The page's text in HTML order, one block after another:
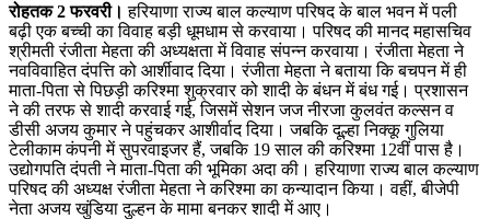
रोहतक 2 फरवरी। हरियाणा राज्य बाल कल्याण परिषद के बाल भवन में पली
बढ़ी एक बच्ची का विवाह बड़ी धूमधाम से करवाया। परिषद की मानद महासचिव
श्रीमती रंजीता मेहता की अध्यक्षता में विवाह संपन्न करवाया। रंजीता मेहता ने
नवविवाहित दंपत्ति को आर्शीवाद दिया। रंजीता मेहता ने बताया कि बचपन में ही
माता-पिता से पिछड़ी करिश्मा शुक्रवार को शादी के बंधन में बंध गई। प्रशासन
ने की तरफ से शादी करवाई गई, जिसमें सेशन जज नीरजा कुलवंत कल्सन व
डीसी अजय कुमार ने पहुंचकर आशीर्वाद दिया। जबकि दूल्हा निक्कू गुलिया
टेलीकाम कंपनी में सुपरवाइजर हैं, जबकि 19 साल की करिश्मा 12वीं पास है।
उद्योगपति दंपती ने माता-पिता की भूमिका अदा की। हरियाणा राज्य बाल कल्याण
परिषद की अध्यक्ष रंजीता मेहता ने करिश्मा का कन्यादान किया। वहीं, बीजेपी
नेता अजय खुंडिया दुल्हन के मामा बनकर शादी में आए।